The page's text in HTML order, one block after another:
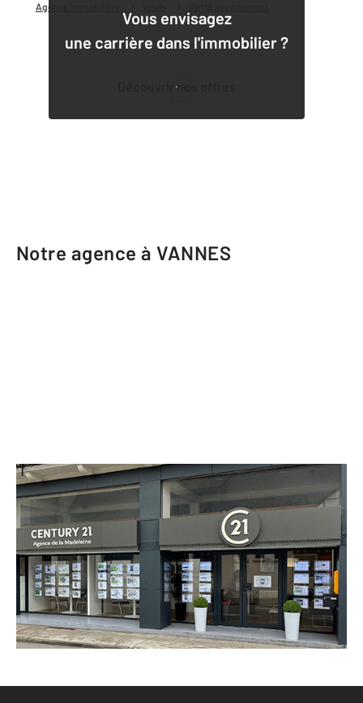
Agence immobilière
Vous envisagez
une carrière dans l'immobilier ?
Découvrir nos offres
Notre agence à VANNES
CENTURY 21 Agence de la Madeleine
51 T rue Jean Gougaud
VANNES - 56000
Envoyer un message
Téléphoner à l'agence